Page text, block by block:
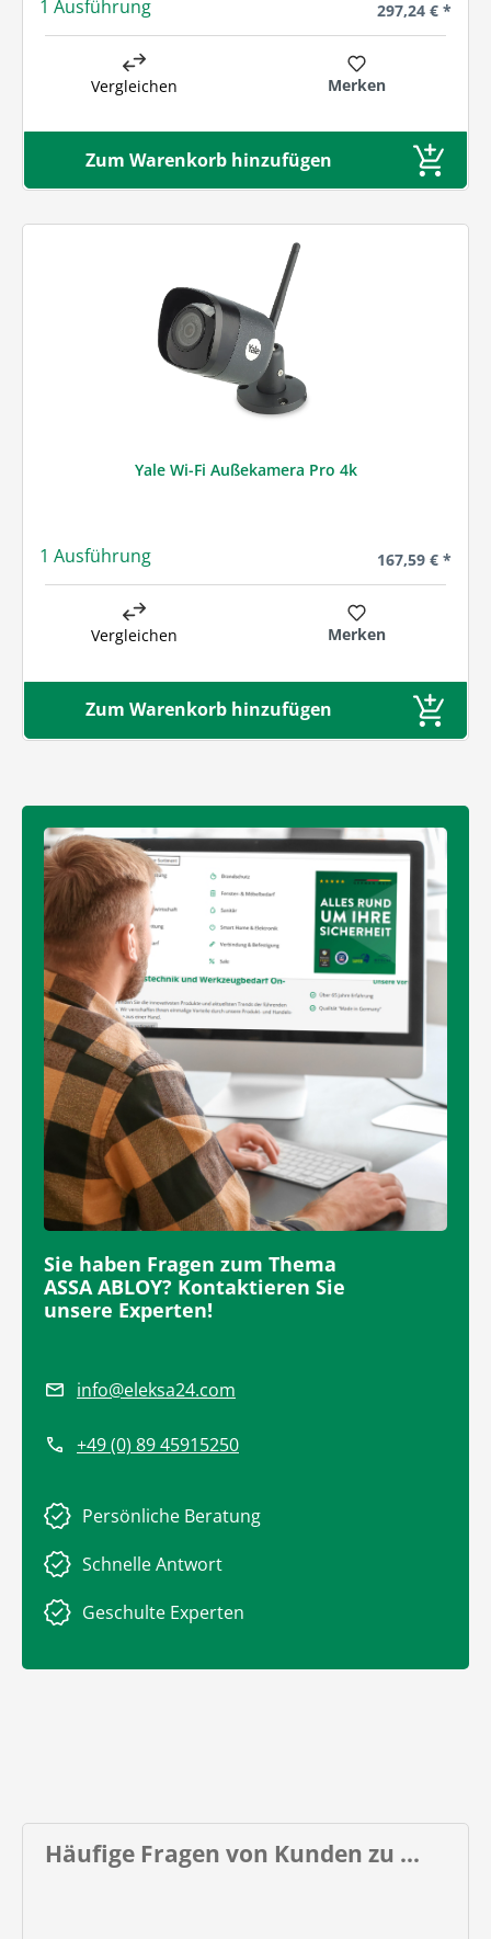
1 Ausführung Regulärer
297,24 € *
Vergleichen Merken
Zum Warenkorb hinzufügen
Yale Wi-Fi Außekamera Pro 4k
1 Ausführung Regulärer
167,59 € *
Vergleichen Merken
Zum Warenkorb hinzufügen
Sie haben Fragen zum Thema
ASSA ABLOY? Kontaktieren Sie
unsere Experten!
info@eleksa24.com
+49 (0) 89 45915250
Persönliche Beratung
Schnelle Antwort
Geschulte Experten
Häufige Fragen von Kunden zu ...